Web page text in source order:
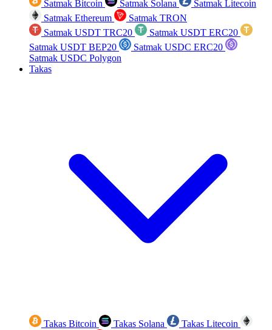
Satmak Bitcoin Satmak Solana
Satmak Litecoin
Satmak Ethereum
Satmak TRON
Satmak USDT TRC20
Satmak USDT ERC20
Satmak USDT BEP20
Satmak USDC ERC20
Satmak USDC Polygon
Takas
Takas Bitcoin Takas Solana
Takas Litecoin